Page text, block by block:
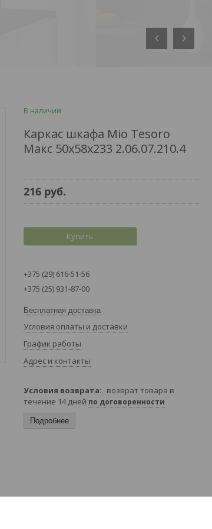
В наличии
Каркас шкафа Mio Tesoro
Макс 50x58x233 2.06.07.210.4
216 руб.
Купить
+375 (29) 616-51-56
+375 (25) 931-87-00
Бесплатная доставка
Условия оплаты и доставки
График работы
Адрес и контакты
возврат товара в
течение 14 дней по договоренности
Подробнее